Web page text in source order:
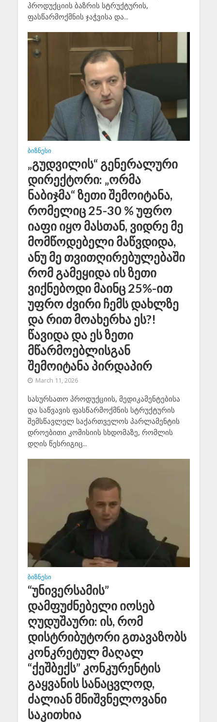
პროდუქციის ბაზრის სტრუქტურის,
ფასწარმოქმნის ჯაჭვისა და...
ᲑᲘᲖᲜᲔᲡᲘ
„გუდვილის“ გენერალური
დირექტორი: „ორმა
ნაბიჯმა“ ზეთი შემოიტანა,
რომელიც 25-30 % უფრო
იაფი იყო მასთან, ვიდრე მე
მომწოდებელი მაწვდიდა,
ანუ მე თვითღირებულებაში
რომ გამეყიდა ის ზეთი
ვიქნებოდი მაინც 25%-ით
უფრო ძვირი ჩემს დახლზე
და რით მოახერხა ეს?!
წავიდა და ეს ზეთი
მწარმოებლისგან
შემოიტანა პირდაპირ
March 11, 2026
სასურსათო პროდუქციის, მედიკამენტებისა
და საწვავის ფასწარმოქმნის სტრუქტურის
შემსწავლელ საქართველოს პარლამენტის
დროებითი კომისიის სხდომაზე, რომლის
დღის წესრიგიც...
ᲑᲘᲖᲜᲔᲡᲘ
“უნივერსამის”
დამფუძნებელი იოსებ
ღუდუშაური: ის, რომ
დისტრიბუტორი გთავაზობს
კონკრეტულ მაღალ
“ქეშბექს” კონკურენტის
გაყვანის სანაცვლოდ,
ძალიან მნიშვნელოვანი
საკითხია